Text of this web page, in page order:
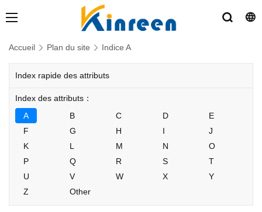
Accueil Plan du site Indice A
Index rapide des attributs
Index des attributs：
A
B C D
E
F
G H I
J
K
L M N
O
P
Q R S
T
U
V W X
Y
Z
Other